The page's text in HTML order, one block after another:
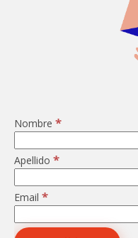
Nombre *
Apellido *
Email *